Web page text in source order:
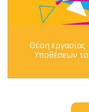
Θέση εργασίας
Υποθέσεων